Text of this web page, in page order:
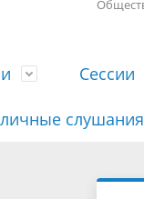
История
Сессии
Порядок
Сведения
слушания
Наша